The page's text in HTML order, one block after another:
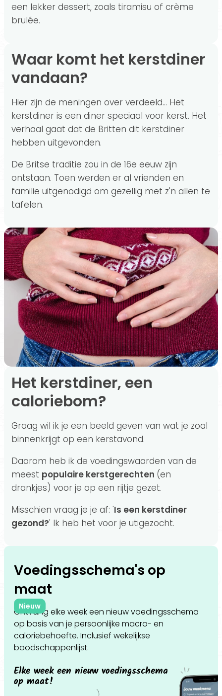
een lekker dessert, zoals tiramisu of crème
brulée.
Waar komt het kerstdiner
vandaan?
Hier zijn de meningen over verdeeld... Het
kerstdiner is een diner speciaal voor kerst. Het
verhaal gaat dat de Britten dit kerstdiner
hebben uitgevonden.
De Britse traditie zou in de 16e eeuw zijn
ontstaan. Toen werden er al vrienden en
familie uitgenodigd om gezellig met z'n allen te
tafelen.
Het kerstdiner, een
caloriebom?
Graag wil ik je een beeld geven van wat je zoal
binnenkrijgt op een kerstavond.
Daarom heb ik de voedingswaarden van de
meest populaire kerstgerechten (en
drankjes) voor je op een rijtje gezet.
Misschien vraag je je af: 'Is een kerstdiner
gezond?' Ik heb het voor je utigezocht.
Voedingsschema's op
maat
Nieuw
Ontvang elke week een nieuw voedingsschema
op basis van je persoonlijke macro- en
caloriebehoefte. Inclusief wekelijkse
boodschappenlijst.
Elke week een nieuw voedingsschema
op maat!